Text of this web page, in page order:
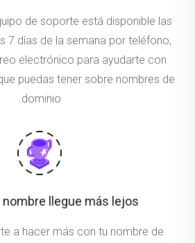
de soporte está disponible las
7 días de la semana por teléfono,
electrónico para ayudarte con
puedas tener sobre nombres de
dominio.
nombre llegue más lejos
a hacer más con tu nombre de